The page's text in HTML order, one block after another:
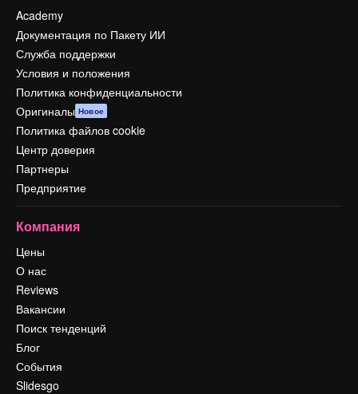
Academy
Документация по Пакету ИИ
Служба поддержки
Условия и положения
Политика конфиденциальности
Оригиналы Новое
Политика файлов cookie
Центр доверия
Партнеры
Предприятие
Компания
Цены
О нас
Reviews
Вакансии
Поиск тенденций
Блог
События
Slidesgo